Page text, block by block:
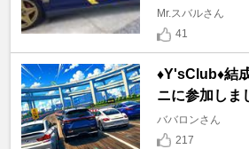
Mr.スバルさん
41
♦️Y'sClub♦️結
ニに参加しま
ババロンさん
217